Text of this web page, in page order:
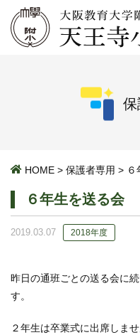
保
HOME > 保護者専用 >
６年生を送る会
2019.03.07 2018年度
昨日の通班ごとの送る会に
す。
２年生は卒業式に出席しま